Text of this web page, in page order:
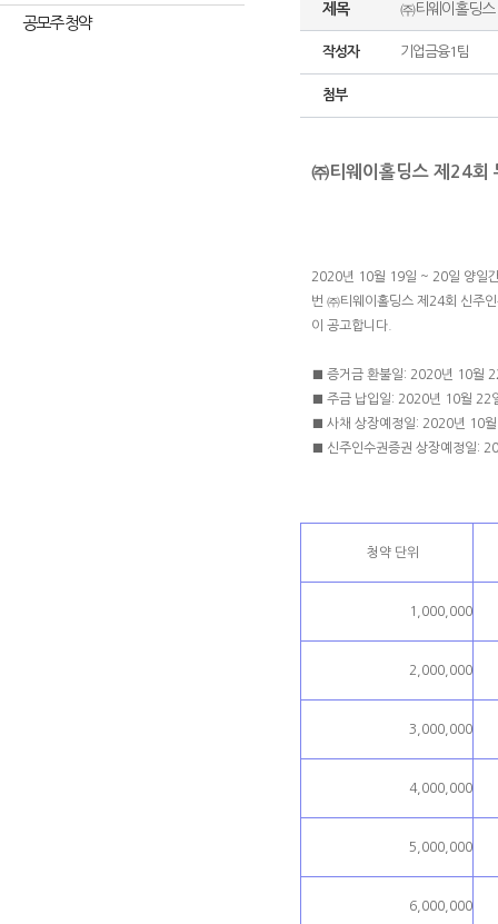
공모주 청약
제목 ㈜티웨이홀딩스
작성자 기업금융1팀
첨부
㈜티웨이홀딩스 제24회
2020년 10월 19일 ~ 20일 양일
번 ㈜티웨이홀딩스 제24회 신주
이 공고합니다.
■ 증거금 환불일: 2020년 10월
■ 주금 납입일: 2020년 10월 22
■ 사채 상장예정일: 2020년 10
■ 신주인수권증권 상장예정일:
청약 단위
1,000,000
2,000,000
3,000,000
4,000,000
5,000,000
6,000,000